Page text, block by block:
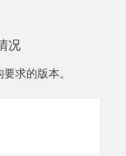
况
求的版本。